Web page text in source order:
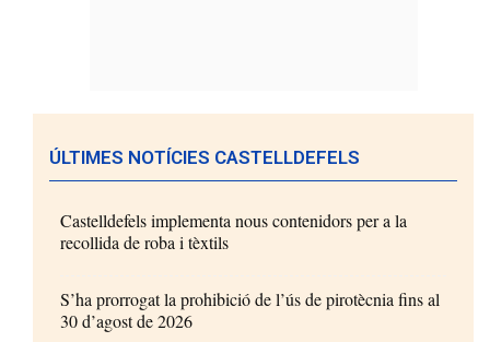
ÚLTIMES NOTÍCIES CASTELLDEFELS
Castelldefels implementa nous contenidors per a la
recollida de roba i tèxtils
S’ha prorrogat la prohibició de l’ús de pirotècnia fins al
30 d’agost de 2026